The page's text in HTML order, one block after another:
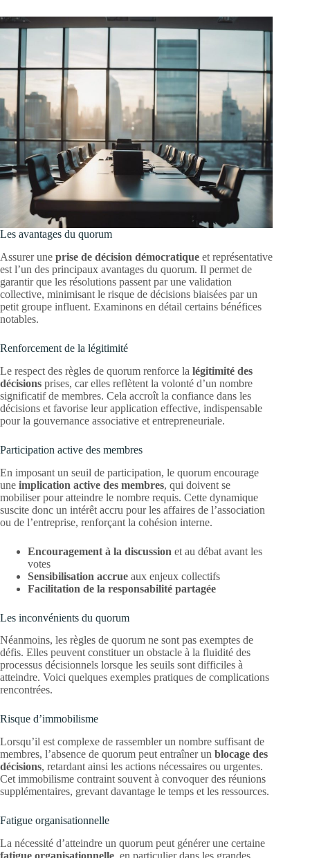
Les avantages du quorum
Assurer une prise de décision démocratique et représentative
est l’un des principaux avantages du quorum. Il permet de
garantir que les résolutions passent par une validation
collective, minimisant le risque de décisions biaisées par un
petit groupe influent. Examinons en détail certains bénéfices
notables.
Renforcement de la légitimité
Le respect des règles de quorum renforce la légitimité des
décisions prises, car elles reflètent la volonté d’un nombre
significatif de membres. Cela accroît la confiance dans les
décisions et favorise leur application effective, indispensable
pour la gouvernance associative et entrepreneuriale.
Participation active des membres
En imposant un seuil de participation, le quorum encourage
une implication active des membres, qui doivent se
mobiliser pour atteindre le nombre requis. Cette dynamique
suscite donc un intérêt accru pour les affaires de l’association
ou de l’entreprise, renforçant la cohésion interne.
Encouragement à la discussion et au débat avant les
votes
Sensibilisation accrue aux enjeux collectifs
Facilitation de la responsabilité partagée
Les inconvénients du quorum
Néanmoins, les règles de quorum ne sont pas exemptes de
défis. Elles peuvent constituer un obstacle à la fluidité des
processus décisionnels lorsque les seuils sont difficiles à
atteindre. Voici quelques exemples pratiques de complications
rencontrées.
Risque d’immobilisme
Lorsqu’il est complexe de rassembler un nombre suffisant de
membres, l’absence de quorum peut entraîner un blocage des
décisions, retardant ainsi les actions nécessaires ou urgentes.
Cet immobilisme contraint souvent à convoquer des réunions
supplémentaires, grevant davantage le temps et les ressources.
Fatigue organisationnelle
La nécessité d’atteindre un quorum peut générer une certaine
fatigue organisationnelle , en particulier dans les grandes